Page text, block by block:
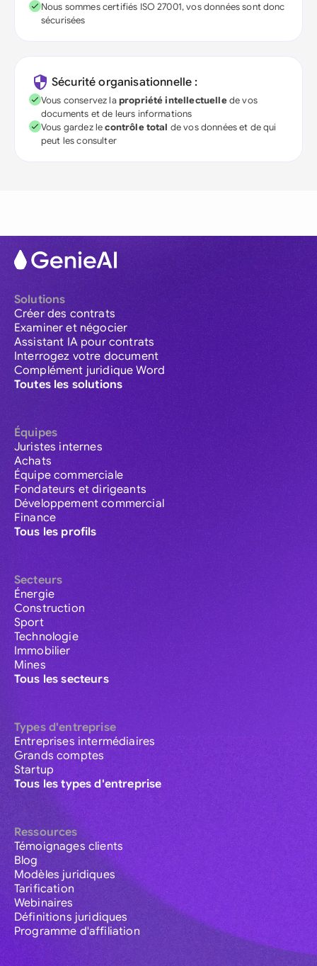
Nous sommes certifiés ISO 27001, vos données sont donc
sécurisées
Sécurité organisationnelle :
Vous conservez lapropriété intellectuellede vos
documents et de leurs informations
Vous gardez lecontrôle total de vos données et de qui
peut les consulter
Solutions
Créer des contrats
Examiner et négocier
Assistant IA pour contrats
Interrogez votre document
Complément juridique Word
Toutes les solutions
Équipes
Juristes internes
Achats
Équipe commerciale
Fondateurs et dirigeants
Développement commercial
Finance
Tous les profils
Secteurs
Énergie
Construction
Sport
Technologie
Immobilier
Mines
Tous les secteurs
Types d'entreprise
Entreprises intermédiaires
Grands comptes
Startup
Tous les types d'entreprise
Ressources
Témoignages clients
Blog
Modèles juridiques
Tarification
Webinaires
Définitions juridiques
Programme d'affiliation